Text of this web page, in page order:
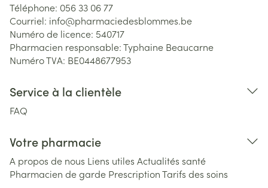
Téléphone: 056 33 06 77
Courriel: info@pharmaciedesblommes.be
Numéro de licence: 540717
Pharmacien responsable:Typhaine Beaucarne
Numéro TVA: BE0448677953
Service à la clientèle
FAQ
Votre pharmacie
A propos de nous Liens utiles Actualités santé
Pharmacien de garde PrescriptionTarifs des soins